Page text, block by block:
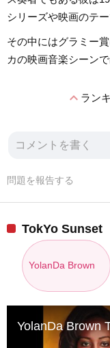
シリーズや映画のテ
その中にはグラミー
カの映画音楽シーンで
expand_lessラン
問題を報告する
TokYo Sunset
YolanDa Brown
YolanDa Brown